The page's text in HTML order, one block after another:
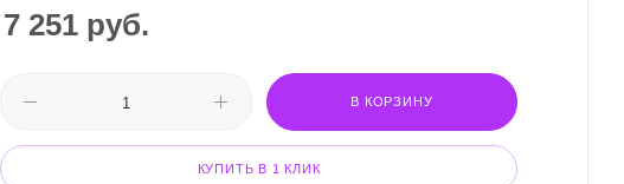
7 251 руб.
В КОРЗИНУ
КУПИТЬ В 1 КЛИК